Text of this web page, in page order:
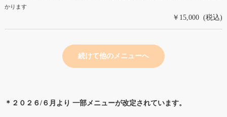
かります
￥15,000 (税込)
続けて他のメニューへ
＊２０２６/６月より 一部メニューが改定されています。